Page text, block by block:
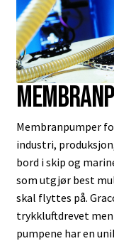
Membranpumper
industri,
bord i skip og
som utgjør best
skal flyttes på.
trykkluftdrevet men
pumpene har en